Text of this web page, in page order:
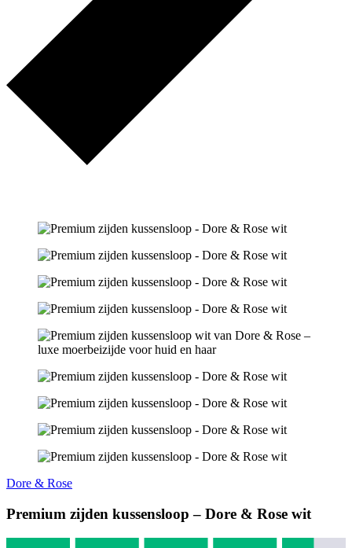
Dore & Rose
Premium zijden kussensloop – Dore & Rose wit